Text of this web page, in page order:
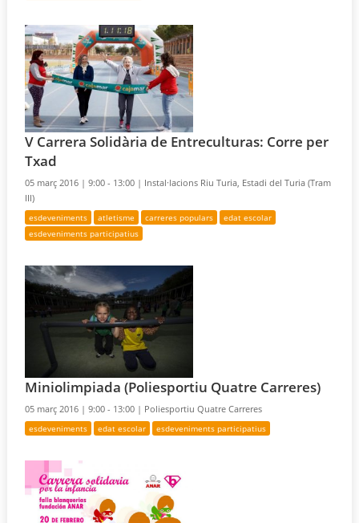
V Carrera Solidària de Entreculturas: Corre per
Txad
05 març 2016 |9:00 - 13:00 | Instal·lacions Riu Turia, Estadi del Turia (Tram
III)
esdeveniments atletisme carreres populars
edat escolar
esdeveniments participatius
Miniolimpiada (Poliesportiu Quatre Carreres)
05 març 2016 |9:00 - 13:00 | Poliesportiu Quatre Carreres
esdeveniments edat escolar esdeveniments participatius